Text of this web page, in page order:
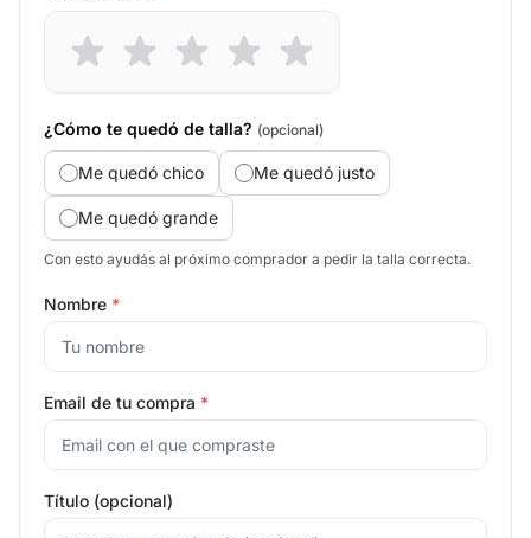
¿Cómo te quedó de talla? (opcional)
Me quedó chico Me quedó justo
Me quedó grande
Con esto ayudás al próximo comprador a pedir la talla correcta.
Nombre *
Email de tu compra *
Título (opcional)